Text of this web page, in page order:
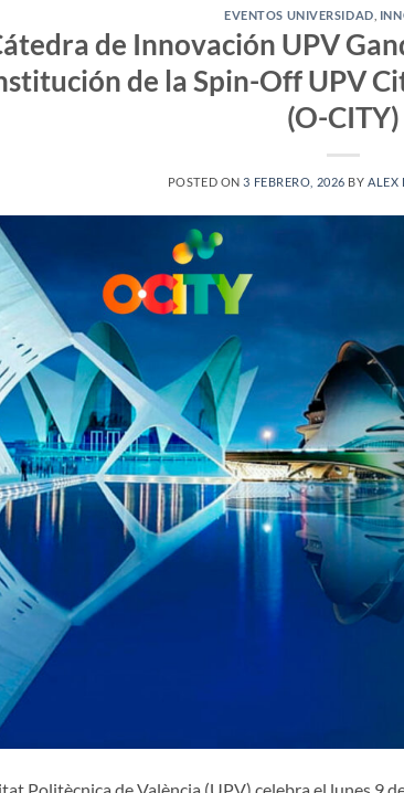
EVENTOS UNIVERSIDAD
de Innovación UPV
de la Spin-Off UPV
(O-CITY)
POSTED ON3 FEBRERO, 2026 BYALEX